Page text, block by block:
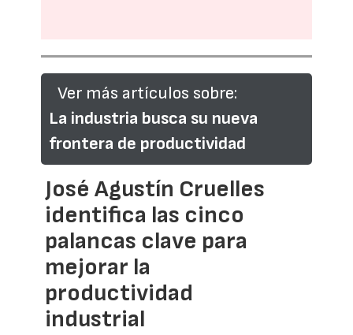
Ver más artículos sobre:
La industria busca su nueva
frontera de productividad
José Agustín Cruelles
identifica las cinco
palancas clave para
mejorar la
productividad
industrial